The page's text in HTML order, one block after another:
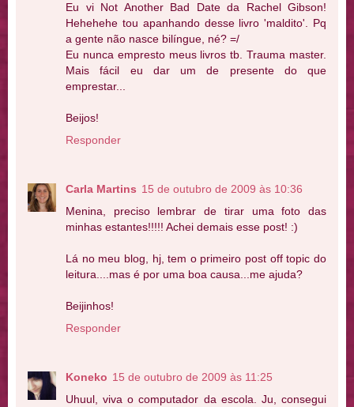
Eu vi Not Another Bad Date da Rachel Gibson!
Hehehehe tou apanhando desse livro 'maldito'. Pq
a gente não nasce bilíngue, né? =/
Eu nunca empresto meus livros tb. Trauma master.
Mais fácil eu dar um de presente do que
emprestar...
Beijos!
Responder
Carla Martins 15 de outubro de 2009 às 10:36
Menina, preciso lembrar de tirar uma foto das
minhas estantes!!!!! Achei demais esse post! :)
Lá no meu blog, hj, tem o primeiro post off topic do
leitura....mas é por uma boa causa...me ajuda?
Beijinhos!
Responder
Koneko 15 de outubro de 2009 às 11:25
Uhuul, viva o computador da escola. Ju, consegui